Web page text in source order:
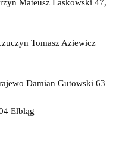
Mateusz Laskowski 47,
Tomasz Aziewicz
Damian Gutowski 63
Elbląg